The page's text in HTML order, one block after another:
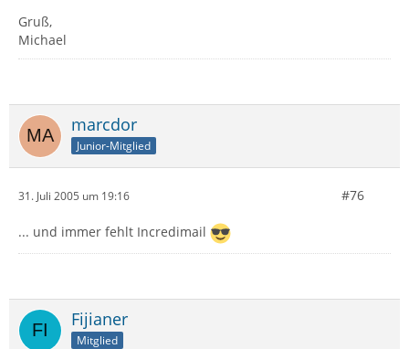
Gruß,
Michael
marcdor
Junior-Mitglied
31. Juli 2005 um 19:16 #76
... und immer fehlt Incredimail
Fijianer
Mitglied